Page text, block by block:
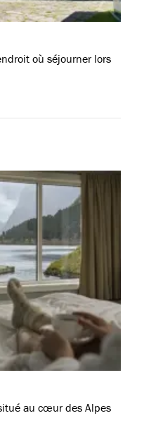
où séjourner lors
au cœur des Alpes